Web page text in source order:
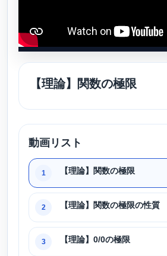
【理論】関数の極限
動画リスト
1 【理論】関数の極限
2 【理論】関数の極限の性質
3 【理論】0/0の極限